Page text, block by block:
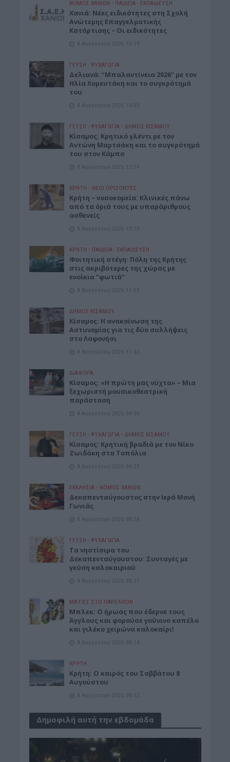
ΝΟΜΌΣ ΧΑΝΊΩΝ • ΠΑΙΔΕΙΑ - ΕΚΠΑΙΔΕΥΣΗ
Χανιά: Νέες ειδικότητες στη Σχολή
Ανώτερης Επαγγελματικής
Κατάρτισης – Οι ειδικότητες
8 Αυγούστου 2026 16:19
ΓΕΎΣΗ - ΨΥΧΑΓΩΓΊΑ
Δελιανά: “Μπαλαντίνεια 2026” με τον
Ηλία Χορευτάκη και το συγκρότημά
του
8 Αυγούστου 2026 14:03
ΓΕΎΣΗ - ΨΥΧΑΓΩΓΊΑ • ΔΉΜΟΣ ΚΙΣΆΜΟΥ
Kίσαμος: Κρητικό γλέντι με τον
Αντώνη Μαρτσάκη και το συγκρότημά
του στον Κάμπο
8 Αυγούστου 2026 13:59
ΚΡΗΤΗ • ΝΕΟΙ ΟΡΙΖΟΝΤΕΣ
Κρήτη – νοσοκομεία: Κλινικές πάνω
από τα όριά τους με υπαράριθμους
ασθενείς
8 Αυγούστου 2026 13:10
ΚΡΗΤΗ • ΠΑΙΔΕΙΑ - ΕΚΠΑΙΔΕΥΣΗ
Φοιτητική στέγη: Πόλη της Κρήτης
στις ακριβότερες της χώρας με
ενοίκια “φωτιά”
8 Αυγούστου 2026 11:53
ΔΉΜΟΣ ΚΙΣΆΜΟΥ
Κίσαμος: Η ανακοίνωση της
Αστυνομίας για τις δύο συλλήψεις
στο Λαφονήσι
8 Αυγούστου 2026 11:42
ΔΙΆΦΟΡΑ
Κίσαμος: «Η πρώτη μας νύχτα» – Μια
ξεχωριστή μουσικοθεατρική
παράσταση
8 Αυγούστου 2026 08:30
ΓΕΎΣΗ - ΨΥΧΑΓΩΓΊΑ • ΔΉΜΟΣ ΚΙΣΆΜΟΥ
Kίσαμος: Κρητική βραδιά με τον Νίκο
Ζωιδάκη στα Τοπόλια
8 Αυγούστου 2026 08:25
ΕΚΚΛΗΣΙΑ • ΝΟΜΌΣ ΧΑΝΊΩΝ
Δεκαπενταύγουστος στην Ιερά Μονή
Γωνιάς
8 Αυγούστου 2026 08:20
ΓΕΎΣΗ - ΨΥΧΑΓΩΓΊΑ
Τα νηστίσιμα του
Δεκαπενταύγουστου: Συνταγές με
γεύση καλοκαιριού
8 Αυγούστου 2026 08:17
ΜΑΤΙΕΣ ΣΤΟ ΠΑΡΕΛΘΟΝ
Μπλεκ: O ήρωας που έδερνε τους
Άγγλους και φορούσε γούνινο καπέλο
και γιλέκο χειμώνα καλοκαίρι!
8 Αυγούστου 2026 08:14
ΚΡΗΤΗ
Κρήτη: O καιρός του Σαββάτου 8
Αυγούστου
8 Αυγούστου 2026 08:12
Δημοφιλή αυτή την εβδομάδα